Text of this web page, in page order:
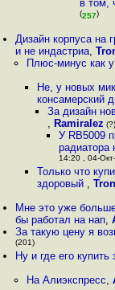
в том,
(257)
Дизайн корпуса на
и не индастриа,
Плюс-минус как
Не, у новых
консамерский
За дизайн
, Ramiralez
У RB5009
радиатора
14:20 , 04-
Только что
здоровый ,
Мне это уже
бы работал на нап,
За такую цену я
(201)
Ну и где его купить
На Алиэкспресс,